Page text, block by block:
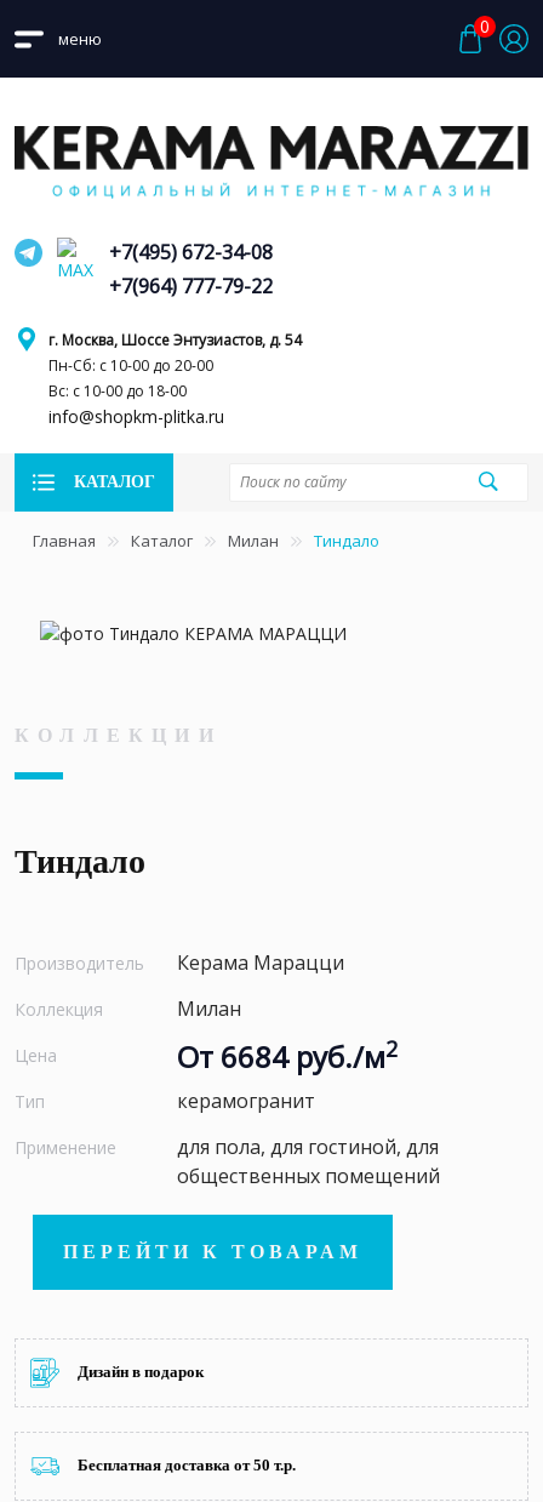
меню
0
г. Москва, Шоссе Энтузиастов, д. 54
Пн-Сб: с 10-00 до 20-00
Вс: с 10-00 до 18-00
info@shopkm-plitka.ru
+7(495) 672-34-08
+7(964) 777-79-22
КАТАЛОГ
Главная Каталог Милан Тиндало
КОЛЛЕКЦИИ
Тиндало
Производитель Керама Марацци
Коллекция Милан
Цена От 6684 руб./м2
Тип керамогранит
Применение
для пола, для гостиной, для
общественных помещений
ПЕРЕЙТИ К ТОВАРАМ
Дизайн в подарок
Бесплатная доставка от 50 т.р.